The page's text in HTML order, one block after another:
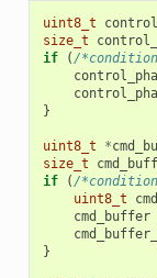
uint8_t
size_t
if
(/
}
uint8_t *
size_t
if
(/
uint8_t
cmd_buffer
}